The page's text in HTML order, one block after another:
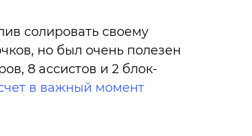
солировать своему
но был очень полезен
8 ассистов и 2 блок-
в важный момент